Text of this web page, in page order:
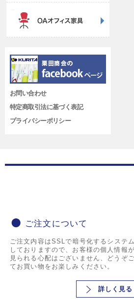
お問い合わせ
特定商取引法に基づく表記
プライバシーポリシー
ご注文について
ご注文内容はSSLで暗号化するシステ
しておりますので、お客様の個人情報
見られる心配はございません、どうぞ
てお買い物をお楽しみください。
詳しく見る